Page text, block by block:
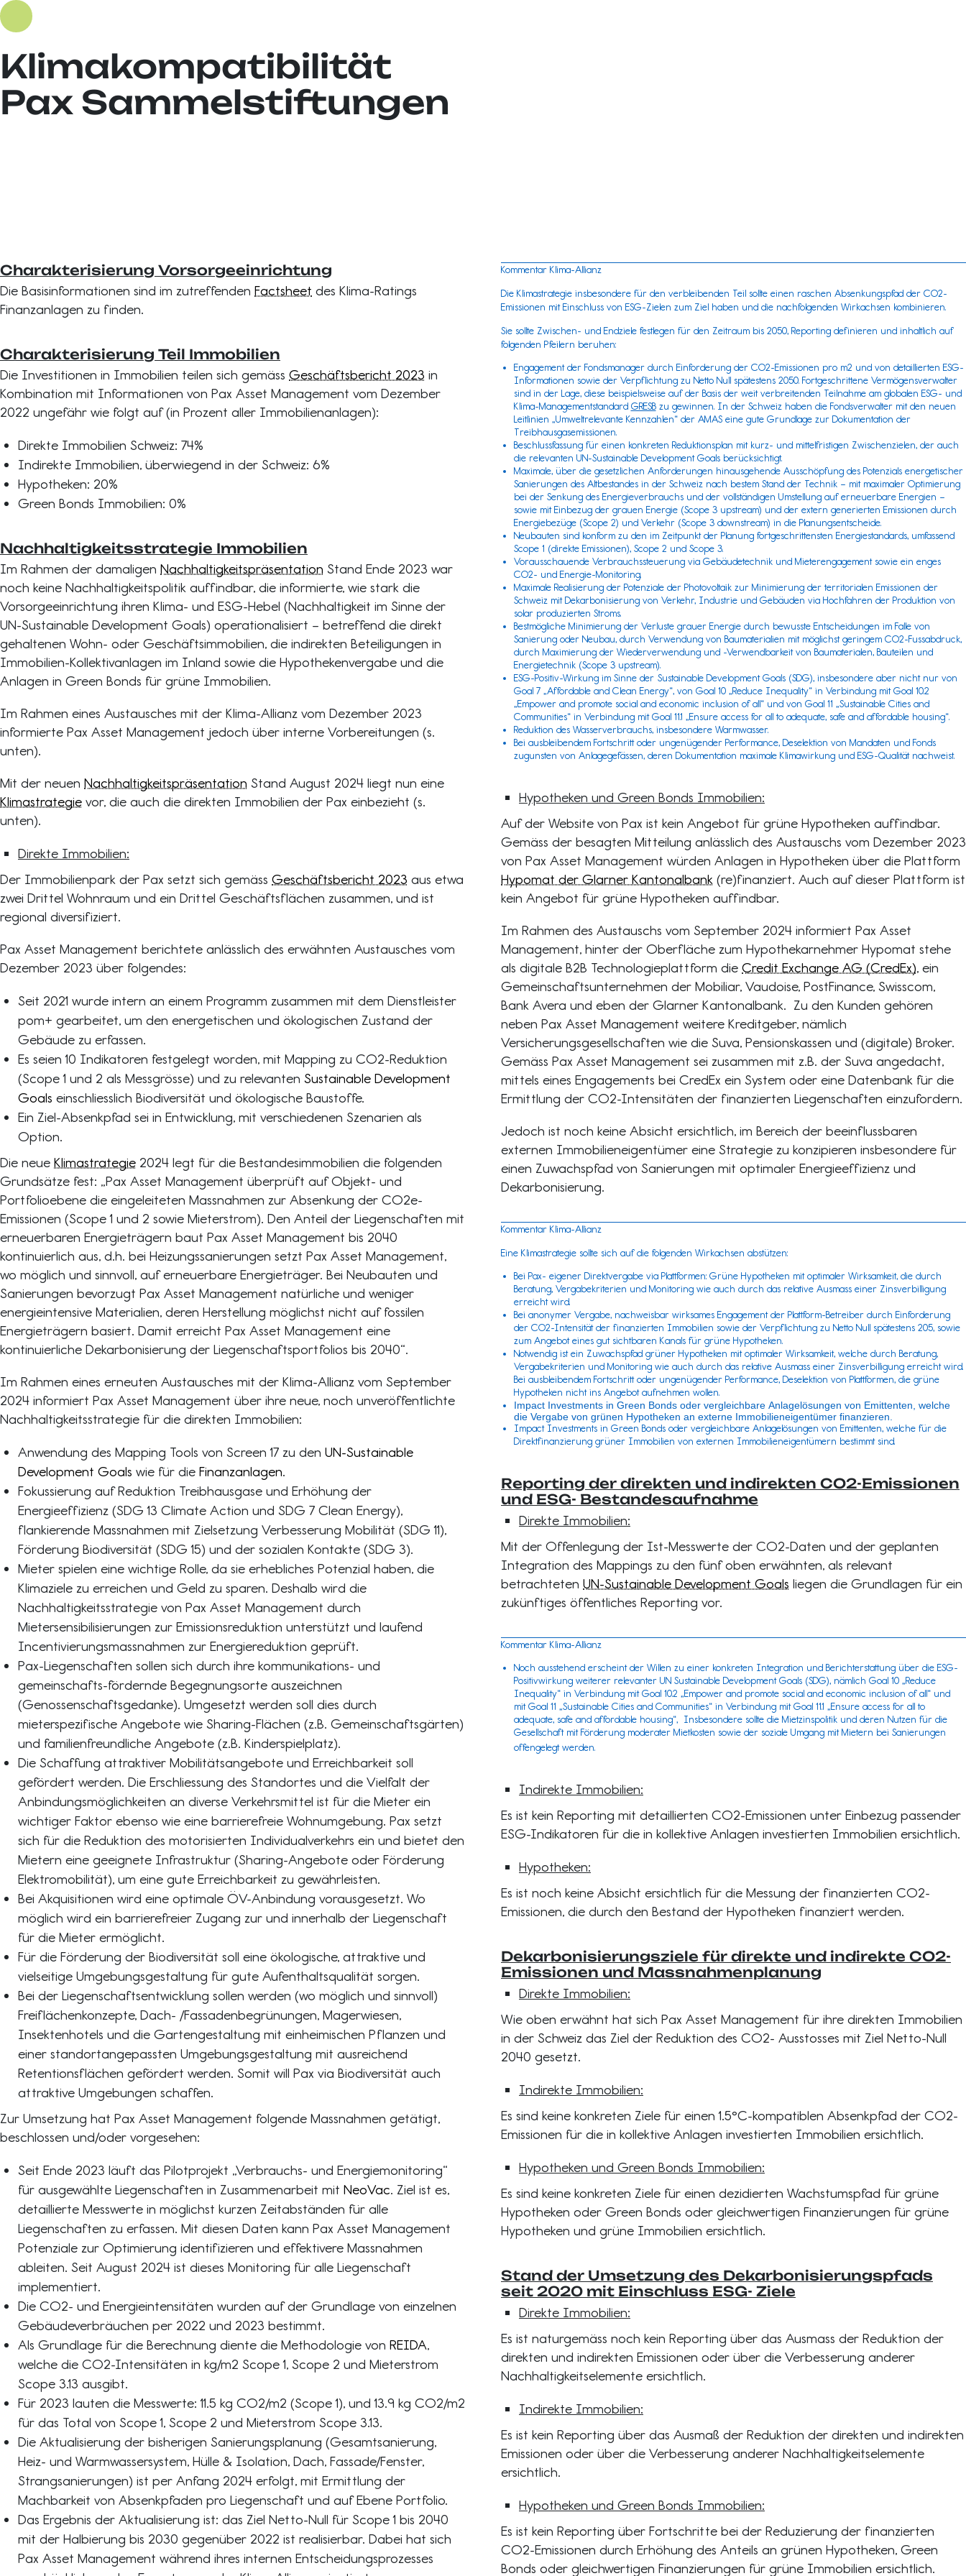
Klimakompatibilität
Pax Sammelstiftungen
Charakterisierung Vorsorgeeinrichtung
Die Basisinformationen sind im zutreffenden Factsheet des Klima-Ratings
Finanzanlagen zu finden.
Charakterisierung Teil Immobilien
Die Investitionen in Immobilien teilen sich gemäss Geschäftsbericht 2023 in
Kombination mit Informationen von Pax Asset Management vom Dezember
2022 ungefähr wie folgt auf (in Prozent aller Immobilienanlagen):
Direkte Immobilien Schweiz: 74%
Indirekte Immobilien, überwiegend in der Schweiz: 6%
Hypotheken: 20%
Green Bonds Immobilien: 0%
Nachhaltigkeitsstrategie Immobilien
Im Rahmen der damaligen Nachhaltigkeitspräsentation Stand Ende 2023 war
noch keine Nachhaltigkeitspolitik auffindbar, die informierte, wie stark die
Vorsorgeeinrichtung ihren Klima- und ESG-Hebel (Nachhaltigkeit im Sinne der
UN-Sustainable Development Goals) operationalisiert – betreffend die direkt
gehaltenen Wohn- oder Geschäftsimmobilien, die indirekten Beteiligungen in
Immobilien-Kollektivanlagen im Inland sowie die Hypothekenvergabe und die
Anlagen in Green Bonds für grüne Immobilien.
Im Rahmen eines Austausches mit der Klima-Allianz vom Dezember 2023
informierte Pax Asset Management jedoch über interne Vorbereitungen (s.
unten).
Mit der neuen Nachhaltigkeitspräsentation Stand August 2024 liegt nun eine
Klimastrategie vor, die auch die direkten Immobilien der Pax einbezieht (s.
unten).
Direkte Immobilien:
Der Immobilienpark der Pax setzt sich gemäss Geschäftsbericht 2023 aus etwa
zwei Drittel Wohnraum und ein Drittel Geschäftsflächen zusammen, und ist
regional diversifiziert.
Pax Asset Management berichtete anlässlich des erwähnten Austausches vom
Dezember 2023 über folgendes:
Seit 2021 wurde intern an einem Programm zusammen mit dem Dienstleister
pom+ gearbeitet, um den energetischen und ökologischen Zustand der
Gebäude zu erfassen.
Es seien 10 Indikatoren festgelegt worden, mit Mapping zu CO2-Reduktion
(Scope 1 und 2 als Messgrösse) und zu relevanten Sustainable Development
Goals einschliesslich Biodiversität und ökologische Baustoffe.
Ein Ziel-Absenkpfad sei in Entwicklung, mit verschiedenen Szenarien als
Option.
Die neue Klimastrategie 2024 legt für die Bestandesimmobilien die folgenden
Grundsätze fest: „Pax Asset Management überprüft auf Objekt- und
Portfolioebene die eingeleiteten Massnahmen zur Absenkung der CO2e-
Emissionen (Scope 1 und 2 sowie Mieterstrom). Den Anteil der Liegenschaften mit
erneuerbaren Energieträgern baut Pax Asset Management bis 2040
kontinuierlich aus, d.h. bei Heizungssanierungen setzt Pax Asset Management,
wo möglich und sinnvoll, auf erneuerbare Energieträger. Bei Neubauten und
Sanierungen bevorzugt Pax Asset Management natürliche und weniger
energieintensive Materialien, deren Herstellung möglichst nicht auf fossilen
Energieträgern basiert. Damit erreicht Pax Asset Management eine
kontinuierliche Dekarbonisierung der Liegenschaftsportfolios bis 2040“.
Im Rahmen eines erneuten Austausches mit der Klima-Allianz vom September
2024 informiert Pax Asset Management über ihre neue, noch unveröffentlichte
Nachhaltigkeitsstrategie für die direkten Immobilien:
Anwendung des Mapping Tools von Screen 17 zu den UN-Sustainable
Development Goals wie für die Finanzanlagen.
Fokussierung auf Reduktion Treibhausgase und Erhöhung der
Energieeffizienz (SDG 13 Climate Action und SDG 7 Clean Energy),
flankierende Massnahmen mit Zielsetzung Verbesserung Mobilität (SDG 11),
Förderung Biodiversität (SDG 15) und der sozialen Kontakte (SDG 3).
Mieter spielen eine wichtige Rolle, da sie erhebliches Potenzial haben, die
Klimaziele zu erreichen und Geld zu sparen. Deshalb wird die
Nachhaltigkeitsstrategie von Pax Asset Management durch
Mietersensibilisierungen zur Emissionsreduktion unterstützt und laufend
Incentivierungsmassnahmen zur Energiereduktion geprüft.
Pax-Liegenschaften sollen sich durch ihre kommunikations- und
gemeinschafts-fördernde Begegnungsorte auszeichnen
(Genossenschaftsgedanke). Umgesetzt werden soll dies durch
mieterspezifische Angebote wie Sharing-Flächen (z.B. Gemeinschaftsgärten)
und familienfreundliche Angebote (z.B. Kinderspielplatz).
Die Schaffung attraktiver Mobilitätsangebote und Erreichbarkeit soll
gefördert werden. Die Erschliessung des Standortes und die Vielfalt der
Anbindungsmöglichkeiten an diverse Verkehrsmittel ist für die Mieter ein
wichtiger Faktor ebenso wie eine barrierefreie Wohnumgebung. Pax setzt
sich für die Reduktion des motorisierten Individualverkehrs ein und bietet den
Mietern eine geeignete Infrastruktur (Sharing-Angebote oder Förderung
Elektromobilität), um eine gute Erreichbarkeit zu gewährleisten.
Bei Akquisitionen wird eine optimale ÖV-Anbindung vorausgesetzt. Wo
möglich wird ein barrierefreier Zugang zur und innerhalb der Liegenschaft
für die Mieter ermöglicht.
Für die Förderung der Biodiversität soll eine ökologische, attraktive und
vielseitige Umgebungsgestaltung für gute Aufenthaltsqualität sorgen.
Bei der Liegenschaftsentwicklung sollen werden (wo möglich und sinnvoll)
Freiflächenkonzepte, Dach- /Fassadenbegrünungen, Magerwiesen,
Insektenhotels und die Gartengestaltung mit einheimischen Pflanzen und
einer standortangepassten Umgebungsgestaltung mit ausreichend
Retentionsflächen gefördert werden. Somit will Pax via Biodiversität auch
attraktive Umgebungen schaffen.
Zur Umsetzung hat Pax Asset Management folgende Massnahmen getätigt,
beschlossen und/oder vorgesehen:
Seit Ende 2023 läuft das Pilotprojekt „Verbrauchs- und Energiemonitoring“
für ausgewählte Liegenschaften in Zusammenarbeit mit NeoVac. Ziel ist es,
detaillierte Messwerte in möglichst kurzen Zeitabständen für alle
Liegenschaften zu erfassen. Mit diesen Daten kann Pax Asset Management
Potenziale zur Optimierung identifizieren und effektivere Massnahmen
ableiten. Seit August 2024 ist dieses Monitoring für alle Liegenschaft
implementiert.
Die CO2- und Energieintensitäten wurden auf der Grundlage von einzelnen
Gebäudeverbräuchen per 2022 und 2023 bestimmt.
Als Grundlage für die Berechnung diente die Methodologie von REIDA,
welche die CO2-Intensitäten in kg/m2 Scope 1, Scope 2 und Mieterstrom
Scope 3.13 ausgibt.
Für 2023 lauten die Messwerte: 11.5 kg CO2/m2 (Scope 1), und 13.9 kg CO2/m2
für das Total von Scope 1, Scope 2 und Mieterstrom Scope 3.13.
Die Aktualisierung der bisherigen Sanierungsplanung (Gesamtsanierung,
Heiz- und Warmwassersystem, Hülle & Isolation, Dach, Fassade/Fenster,
Strangsanierungen) ist per Anfang 2024 erfolgt, mit Ermittlung der
Machbarkeit von Absenkpfaden pro Liegenschaft und auf Ebene Portfolio.
Das Ergebnis der Aktualisierung ist: das Ziel Netto-Null für Scope 1 bis 2040
mit der Halbierung bis 2030 gegenüber 2022 ist realisierbar. Dabei hat sich
Pax Asset Management während ihres internen Entscheidungsprozesses
Kommentar Klima-Allianz
Die Klimastrategie insbesondere für den verbleibenden Teil sollte einen raschen Absenkungspfad der CO2-
Emissionen mit Einschluss von ESG-Zielen zum Ziel haben und die nachfolgenden Wirkachsen kombinieren.
Sie sollte Zwischen- und Endziele festlegen für den Zeitraum bis 2050, Reporting definieren und inhaltlich auf
folgenden Pfeilern beruhen:
Engagement der Fondsmanager durch Einforderung der CO2-Emissionen pro m2 und von detaillierten ESG-
Informationen sowie der Verpflichtung zu Netto Null spätestens 2050. Fortgeschrittene Vermögensverwalter
sind in der Lage, diese beispielsweise auf der Basis der weit verbreitenden Teilnahme am globalen ESG- und
Klima-Managementstandard GRESBzu gewinnen. In der Schweiz haben die Fondsverwalter mit den neuen
Leitlinien „Umweltrelevante Kennzahlen“ der AMASeine gute Grundlage zur Dokumentation der
Treibhausgasemissionen.
Beschlussfassung für einen konkreten Reduktionsplan mit kurz- und mittelfristigen Zwischenzielen, der auch
die relevanten UN-Sustainable Development Goalsberücksichtigt.
Maximale, über die gesetzlichen Anforderungen hinausgehende Ausschöpfung des Potenzials energetischer
Sanierungen des Altbestandes in der Schweiz nach bestem Stand der Technik – mit maximaler Optimierung
bei der Senkung des Energieverbrauchs und der vollständigen Umstellung auf erneuerbare Energien –
sowie mit Einbezug der grauen Energie (Scope 3upstream) und der extern generierten Emissionen durch
Energiebezüge (Scope 2) und Verkehr (Scope 3downstream) in die Planungsentscheide.
Neubauten sind konform zu den im Zeitpunkt der Planung fortgeschrittensten Energiestandards, umfassend
Scope 1 (direkte Emissionen), Scope 2 und Scope 3.
Vorausschauende Verbrauchssteuerung via Gebäudetechnik und Mieterengagement sowie ein enges
CO2- und Energie-Monitoring.
Maximale Realisierung der Potenziale der Photovoltaik zur Minimierung der territorialen Emissionen der
Schweiz mit Dekarbonisierung von Verkehr, Industrie und Gebäuden via Hochfahren der Produktion von
solar produzierten Stroms.
Bestmögliche Minimierung der Verluste grauer Energie durch bewusste Entscheidungen im Falle von
Sanierung oder Neubau, durch Verwendung von Baumaterialien mit möglichst geringem CO2-Fussabdruck,
durch Maximierung der Wiederverwendung und -Verwendbarkeit von Baumaterialen, Bauteilen und
Energietechnik (Scope 3upstream).
ESG-Positiv-Wirkung im Sinne der Sustainable Development Goals (SDG), insbesondere aber nicht nur von
Goal 7 „Affordable and Clean Energy“, von Goal 10 „Reduce Inequality“ in Verbindung mit Goal 10.2
„Empower and promote social and economic inclusion of all“ und von Goal 11 „Sustainable Cities and
Communities“ in Verbindung mit Goal 11.1 „Ensure access for all to adequate, safe and affordable housing“.
Reduktion des Wasserverbrauchs, insbesondere Warmwasser.
Bei ausbleibendem Fortschritt oder ungenügender Performance, Deselektion von Mandaten und Fonds
zugunsten von Anlagegefässen, deren Dokumentation maximale Klimawirkung und ESG-Qualität nachweist.
Hypotheken und Green Bonds Immobilien:
Auf der Website von Pax ist kein Angebot für grüne Hypotheken auffindbar.
Gemäss der besagten Mitteilung anlässlich des Austauschs vom Dezember 2023
von Pax Asset Management würden Anlagen in Hypotheken über die Plattform
Hypomat der Glarner Kantonalbank (re)finanziert. Auch auf dieser Plattform ist
kein Angebot für grüne Hypotheken auffindbar.
Im Rahmen des Austauschs vom September 2024 informiert Pax Asset
Management, hinter der Oberfläche zum Hypothekarnehmer Hypomat stehe
als digitale B2B Technologieplattform die Credit Exchange AG (CredEx), ein
Gemeinschaftsunternehmen der Mobiliar, Vaudoise, PostFinance, Swisscom,
Bank Avera und eben der Glarner Kantonalbank. Zu den Kunden gehören
neben Pax Asset Management weitere Kreditgeber, nämlich
Versicherungsgesellschaften wie die Suva, Pensionskassen und (digitale) Broker.
Gemäss Pax Asset Management sei zusammen mit z.B. der Suva angedacht,
mittels eines Engagements bei CredEx ein System oder eine Datenbank für die
Ermittlung der CO2-Intensitäten der finanzierten Liegenschaften einzufordern.
Jedoch ist noch keine Absicht ersichtlich, im Bereich der beeinflussbaren
externen Immobilieneigentümer eine Strategie zu konzipieren insbesondere für
einen Zuwachspfad von Sanierungen mit optimaler Energieeffizienz und
Dekarbonisierung.
Kommentar Klima-Allianz
Eine Klimastrategie sollte sich auf die folgenden Wirkachsen abstützen:
Bei Pax- eigener Direktvergabe via Plattformen: Grüne Hypotheken mit optimaler Wirksamkeit, die durch
Beratung, Vergabekriterien und Monitoring wie auch durch das relative Ausmass einer Zinsverbilligung
erreicht wird.
Bei anonymer Vergabe, nachweisbar wirksames Engagement der Plattform-Betreiber durch Einforderung
der CO2-Intensität der finanzierten Immobilien sowie der Verpflichtung zu Netto Null spätestens 205, sowie
zum Angebot eines gut sichtbaren Kanals für grüne Hypotheken.
Notwendig ist ein Zuwachspfad grüner Hypotheken mit optimaler Wirksamkeit, welche durch Beratung,
Vergabekriterien und Monitoring wie auch durch das relative Ausmass einer Zinsverbilligung erreicht wird.
Bei ausbleibendem Fortschritt oder ungenügender Performance, Deselektion von Plattformen, die grüne
Hypotheken nicht ins Angebot aufnehmen wollen.
Impact Investments in Green Bonds oder vergleichbare Anlagelösungen von Emittenten, welche
die Vergabe von grünen Hypotheken an externe Immobilieneigentümer finanzieren.
Impact Investments in Green Bonds oder vergleichbare Anlagelösungen von Emittenten, welche für die
Direktfinanzierung grüner Immobilien von externen Immobilieneigentümern bestimmt sind.
Reporting der direkten und indirekten CO2-Emissionen
und ESG- Bestandesaufnahme
Direkte Immobilien:
Mit der Offenlegung der Ist-Messwerte der CO2-Daten und der geplanten
Integration des Mappings zu den fünf oben erwähnten, als relevant
betrachteten UN-Sustainable Development Goals liegen die Grundlagen für ein
zukünftiges öffentliches Reporting vor.
Kommentar Klima-Allianz
Noch ausstehend erscheint der Willen zu einer konkreten Integration und Berichterstattung über die ESG-
Positivwirkung weiterer relevanter UN Sustainable Development Goals (SDG), nämlich Goal 10 „Reduce
Inequality“ in Verbindung mit Goal 10.2 „Empower and promote social and economic inclusion of all“ und
mit Goal 11 „Sustainable Cities and Communities“ in Verbindung mit Goal 11.1 „Ensure access for all to
adequate, safe and affordable housing“, Insbesondere sollte die Mietzinspolitik und deren Nutzen für die
Gesellschaft mit Förderung moderater Mietkosten sowie der soziale Umgang mit Mietern bei Sanierungen
offengelegt werden.
Indirekte Immobilien:
Es ist kein Reporting mit detaillierten CO2-Emissionen unter Einbezug passender
ESG-Indikatoren für die in kollektive Anlagen investierten Immobilien ersichtlich.
Hypotheken:
Es ist noch keine Absicht ersichtlich für die Messung der finanzierten CO2-
Emissionen, die durch den Bestand der Hypotheken finanziert werden.
Dekarbonisierungsziele für direkte und indirekte CO2-
Emissionen und Massnahmenplanung
Direkte Immobilien:
Wie oben erwähnt hat sich Pax Asset Management für ihre direkten Immobilien
in der Schweiz das Ziel der Reduktion des CO2- Ausstosses mit Ziel Netto-Null
2040 gesetzt.
Indirekte Immobilien:
Es sind keine konkreten Ziele für einen 1.5°C-kompatiblen Absenkpfad der CO2-
Emissionen für die in kollektive Anlagen investierten Immobilien ersichtlich.
Hypotheken und Green Bonds Immobilien:
Es sind keine konkreten Ziele für einen dezidierten Wachstumspfad für grüne
Hypotheken oder Green Bonds oder gleichwertigen Finanzierungen für grüne
Hypotheken und grüne Immobilien ersichtlich.
Stand der Umsetzung des Dekarbonisierungspfads
seit 2020 mit Einschluss ESG- Ziele
Direkte Immobilien:
Es ist naturgemäss noch kein Reporting über das Ausmass der Reduktion der
direkten und indirekten Emissionen oder über die Verbesserung anderer
Nachhaltigkeitselemente ersichtlich.
Indirekte Immobilien:
Es ist kein Reporting über das Ausmaß der Reduktion der direkten und indirekten
Emissionen oder über die Verbesserung anderer Nachhaltigkeitselemente
ersichtlich.
Hypotheken und Green Bonds Immobilien:
Es ist kein Reporting über Fortschritte bei der Reduzierung der finanzierten
CO2-Emissionen durch Erhöhung des Anteils an grünen Hypotheken, Green
Bonds oder gleichwertigen Finanzierungen für grüne Immobilien ersichtlich.